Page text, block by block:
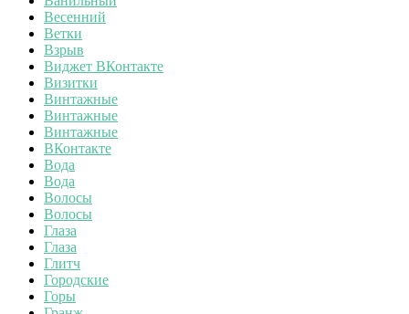
Весенний
Ветки
Взрыв
Виджет ВКонтакте
Визитки
Винтажные
Винтажные
Винтажные
ВКонтакте
Вода
Вода
Волосы
Волосы
Глаза
Глаза
Глитч
Городские
Горы